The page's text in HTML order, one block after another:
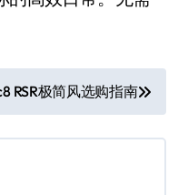
RSR极简风选购指南